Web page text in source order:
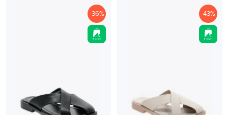
-36% -43%